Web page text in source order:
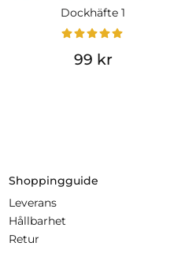
Dockhäfte 1
99 kr
Shoppingguide
Leverans
Hållbarhet
Retur